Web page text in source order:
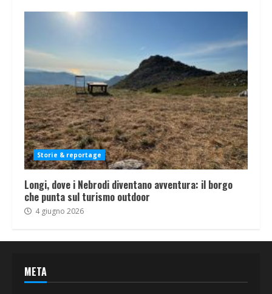
Storie & reportage
Longi, dove i Nebrodi diventano avventura: il borgo
che punta sul turismo outdoor
4 giugno 2026
META